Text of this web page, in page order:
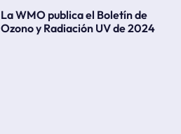
La WMO publica el Boletín de
Ozono y Radiación UV de 2024